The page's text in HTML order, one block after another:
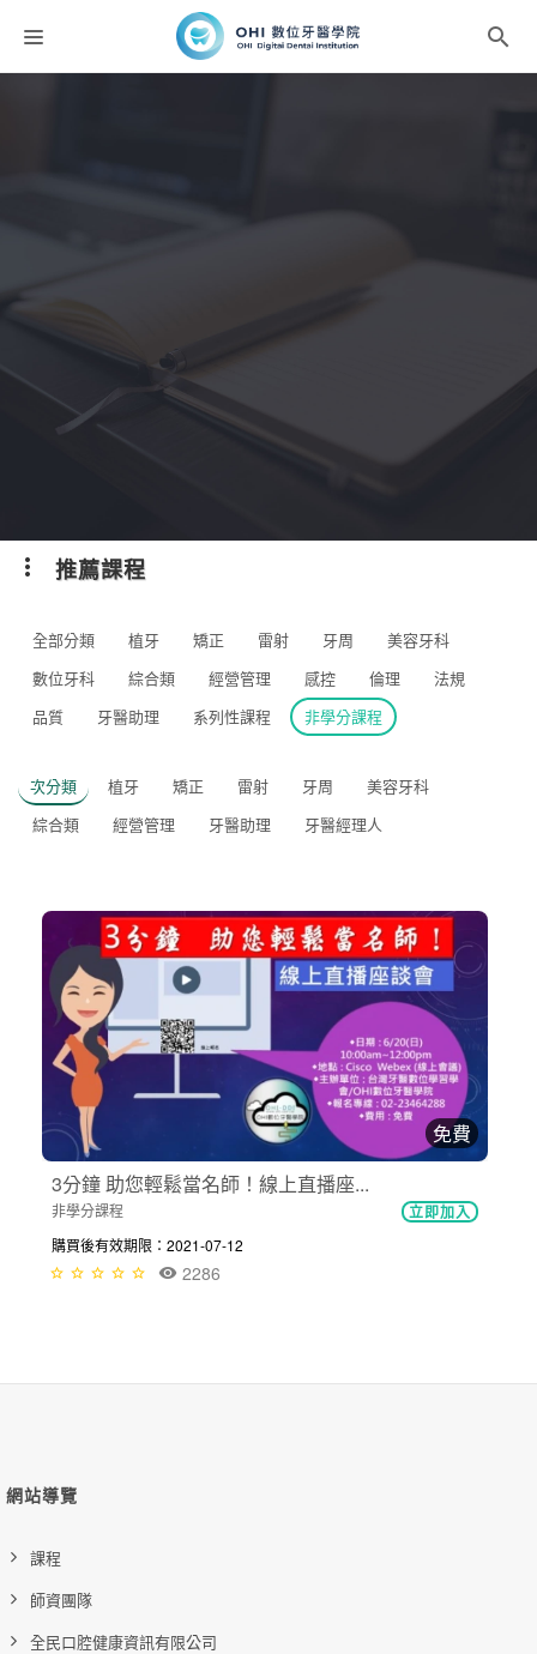
推薦課程
全部分類 植牙 矯正 雷射 牙周
美容牙科
數位牙科
綜合類 經營管理 感控 倫理
法規
品質
牙醫助理 系列性課程 非學分課程
次分類 植牙 矯正 雷射 牙周
美容牙科
綜合類
經營管理 牙醫助理 牙醫經理人
免費
3分鐘 助您輕鬆當名師！線上直播座...
非學分課程 立即加入
購買後有效期限：2021-07-12
2286
網站導覽
課程
師資團隊
全民口腔健康資訊有限公司